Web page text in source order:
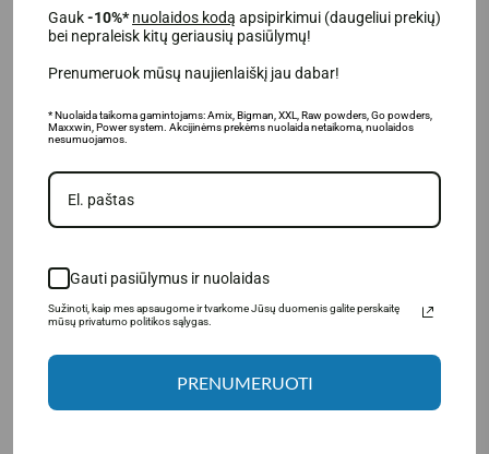
Gamintojas: LargeLife® Ltd., 6 Bexley square, Salford Manchester,
M3 6BZ, Didžioji Britanija.
Platintojas: UAB „Aivaro Sportas“ Taikos pr. 58, Klaipėda, Tel. Nr.
SUSIJUSIOS PREKĖS
Gauk-10%* nuolaidos kodą apsipirkimui (daugeliui prekių)
bei nepraleisk kitų geriausių pasiūlymų!
Prenumeruok mūsų naujienlaiškį jau dabar!
* Nuolaida taikoma gamintojams: Amix, Bigman, XXL, Raw powders, Go powders,
Maxxwin, Power system. Akcijinėms prekėms nuolaida netaikoma, nuolaidos
nesumuojamos.
Gauti pasiūlymus ir nuolaidas
Sužinoti, kaip mes apsaugome ir tvarkome Jūsų duomenis galite perskaitę
mūsų privatumo politikos sąlygas.
PRENUMERUOTI